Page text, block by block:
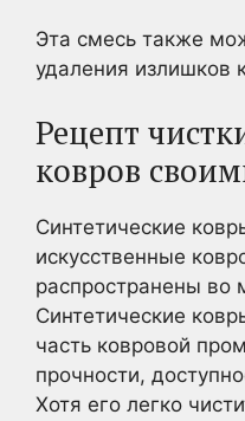
Эта смесь также
удаления излишков
Рецепт
ковров
Синтетические
искусственные
распространены во
Синтетические
часть ковровой
прочности,
Хотя его легко